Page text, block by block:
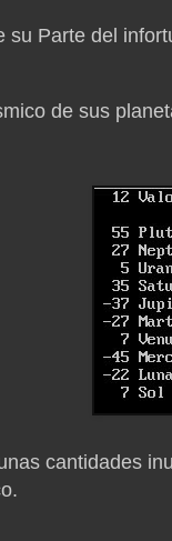
su Parte del
de sus
cantidades